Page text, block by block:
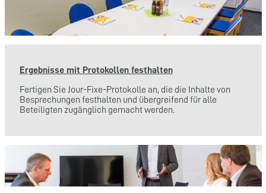
Ergebnisse mit Protokollen festhalten
Fertigen Sie Jour-Fixe-Protokolle an, die die Inhalte von
Besprechungen festhalten und übergreifend für alle
Beteiligten zugänglich gemacht werden.